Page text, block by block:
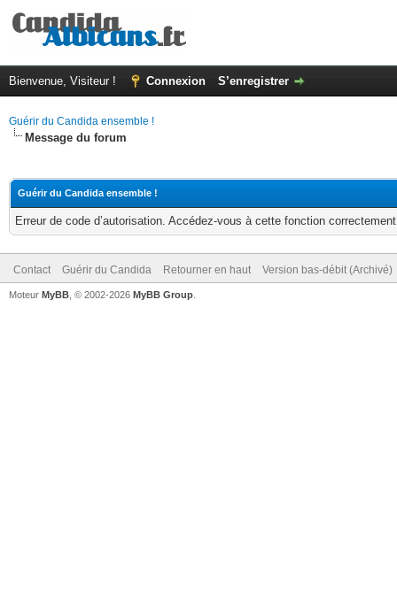
Bienvenue, Visiteur ! Connexion S’enregistrer
Guérir du Candida ensemble !
Message du forum
Guérir du Candida ensemble !
Erreur de code d’autorisation. Accédez-vous à cette fonction
Contact Guérir du Candida Retourner en haut Version bas-débit (Archivé)
Moteur MyBB , © 2002-2026 MyBB Group